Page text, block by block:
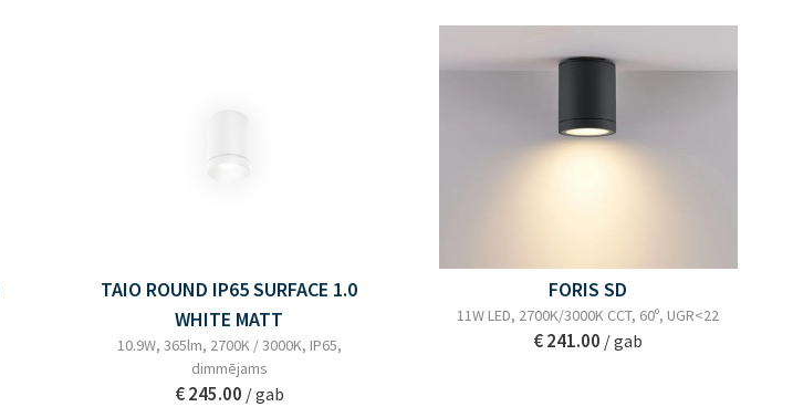
TAIO ROUND IP65 SURFACE 1.0
WHITE MATT
10.9W, 365lm, 2700K / 3000K, IP65,
dimmējams
€ 245.00 / gab
FORIS SD
11W LED, 2700K/3000K CCT, 60º, UGR<22
€ 241.00 / gab